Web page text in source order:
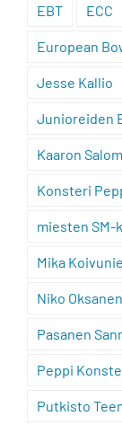
EBT ECC
European
Jesse Kallio
Junioreiden
Kaaron
Konsteri
miesten SM-
Mika
Niko Oksanen
Pasanen
Peppi
Putkisto